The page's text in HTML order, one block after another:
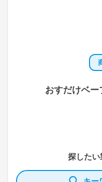
おすだけベ
探したい